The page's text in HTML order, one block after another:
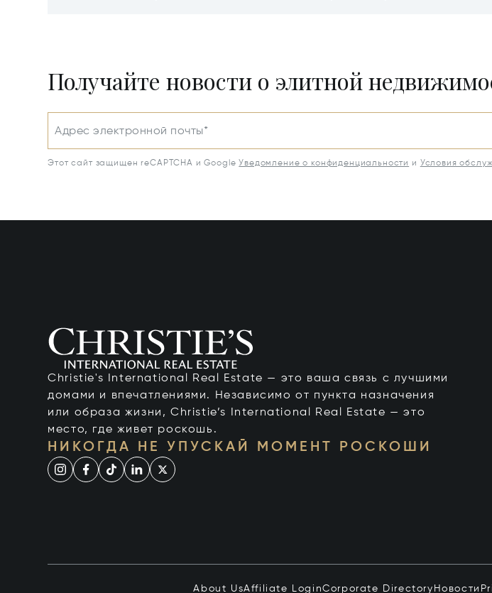
Получайте новости о элитной
Адрес электронной почты*
Этот сайт защищен reCAPTCHA и Google Уведомление о конфиденциальности и Условия
Christie's International Real Estate — это ваша связь с лучшими
домами и впечатлениями. Независимо от пункта назначения
или образа жизни, Christie’s International Real Estate — это
место, где живет роскошь.
НИКОГДА НЕ УПУСКАЙ МОМЕНТ РОСКОШИ
About UsAffiliate LoginCorporate Directory Новости